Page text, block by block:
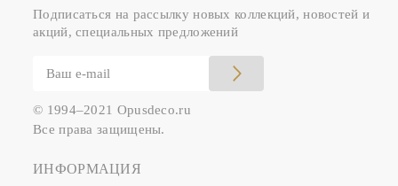
Подписаться на рассылку новых коллекций, новостей и
акций, специальных предложений
© 1994–2021 Opusdeco.ru
Все права защищены.
ИНФОРМАЦИЯ